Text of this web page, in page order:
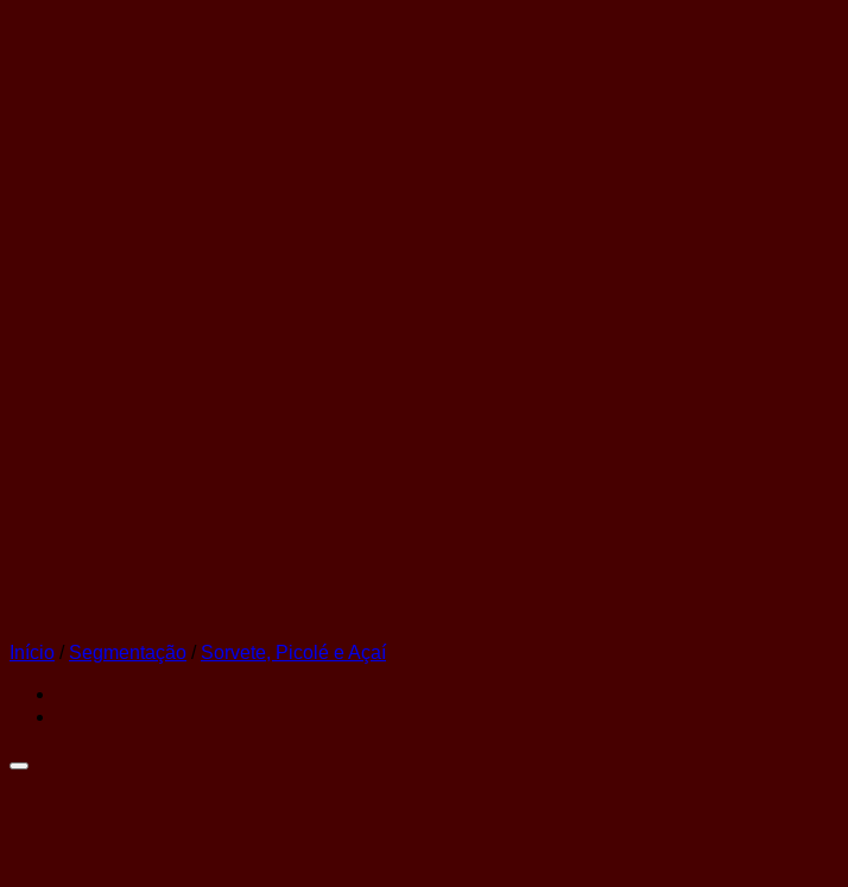
Início / Segmentação / Sorvete, Picolé e Açaí